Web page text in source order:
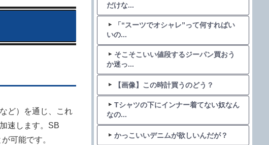
ど）を通じ、これ
速します。SB
可能です。
だけな...
「“スーツでオシャレ”って何すればい
いの...
そこそこいい値段するジーパン買おう
か迷っ...
【画像】この時計買うのどう？
Tシャツの下にインナー着てない奴なん
なの...
かっこいいデニムが欲しいんだが？